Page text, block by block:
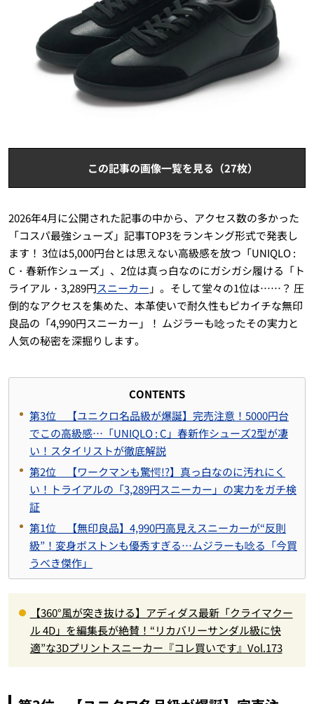
この記事の画像一覧を見る（27枚）
2026年4月に公開された記事の中から、アクセス数の多かった
「コスパ最強シューズ」記事TOP3をランキング形式で発表し
ます！ 3位は5,000円台とは思えない高級感を放つ「UNIQLO :
C・春新作シューズ」、 2位は真っ白なのにガシガシ履ける「ト
ライアル・3,289円スニーカー 」。そして堂々の1位は……？ 圧
倒的なアクセスを集めた、本革使いで耐久性もピカイチな無印
良品の「4,990円スニーカー」！ ムジラーも唸ったその実力と
人気の秘密を深掘りします。
CONTENTS
第3位 【ユニクロ名品級が爆誕】完売注意！5000円台
でこの高級感…「UNIQLO : C」春新作シューズ2型が凄
い！スタイリストが徹底解説
第2位 【ワークマンも驚愕!?】真っ白なのに汚れにく
い！トライアルの「3,289円スニーカー」の実力をガチ検
証
第1位 【無印良品】4,990円高見えスニーカーが“反則
級”！変身ボストンも優秀すぎる…ムジラーも唸る「今買
うべき傑作」
【360°風が突き抜ける】アディダス最新「クライマクー
ル 4D」を編集長が絶賛！“リカバリーサンダル級に快
適”な3Dプリントスニーカー『コレ買いです』Vol.173